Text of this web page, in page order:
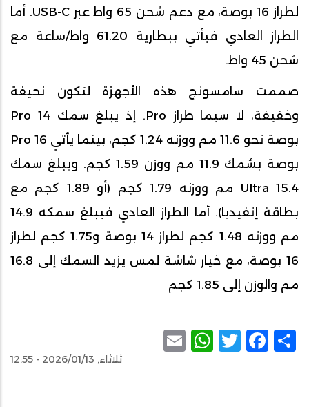
لطراز 16 بوصة، مع دعم شحن 65 واط عبر USB-C. أما
الطراز العادي فيأتي ببطارية 61.20 واط/ساعة مع
شحن 45 واط.
صممت سامسونج هذه الأجهزة لتكون نحيفة
وخفيفة، لا سيما طراز Pro. إذ يبلغ سمك Pro 14
بوصة نحو 11.6 مم ووزنه 1.24 كجم، بينما يأتي Pro 16
بوصة بسُمك 11.9 مم ووزن 1.59 كجم. ويبلغ سمك
Ultra 15.4 مم ووزنه 1.79 كجم (أو 1.89 كجم مع
بطاقة إنفيديا). أما الطراز العادي فيبلغ سمكه 14.9
مم ووزنه 1.48 كجم لطراز 14 بوصة و1.75 كجم لطراز
16 بوصة، مع خيار شاشة لمس يزيد السمك إلى 16.8
مم والوزن إلى 1.85 كجم
Share
Facebook
Twitter
WhatsApp
ثلاثاء, 2026/01/13 - 12:55